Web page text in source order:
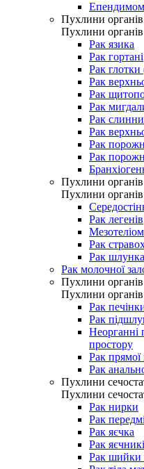
Пухлини
Пухлини
Рак язика
Рак гортані
Рак глотки
Рак
Рак
Рак
Рак
Рак
Рак
Рак
Пухлини
Пухлини
Рак легенів
Рак
Рак шлунка
Рак молочної
Пухлини
Пухлини
Рак
Рак
Неорганні
простору
Рак
Рак
Пухлини
Пухлини
Рак нирки
Рак
Рак яєчка
Рак
Рак шийки